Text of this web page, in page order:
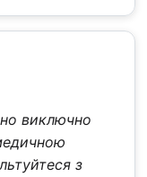
виключно
з